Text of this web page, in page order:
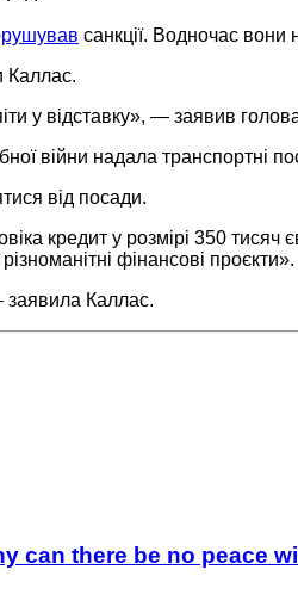
санкції. Водночас вони
Каллас.
у відставку», — заявив
війни надала транспортні
від посади.
кредит у розмірі 350
фінансові проєкти».
заявила Каллас.
can there be no peace